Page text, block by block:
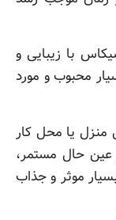
با زیبایی و
محبوب و مورد
منزل یا محل کار
عین حال مستمر،
موثر و جذاب